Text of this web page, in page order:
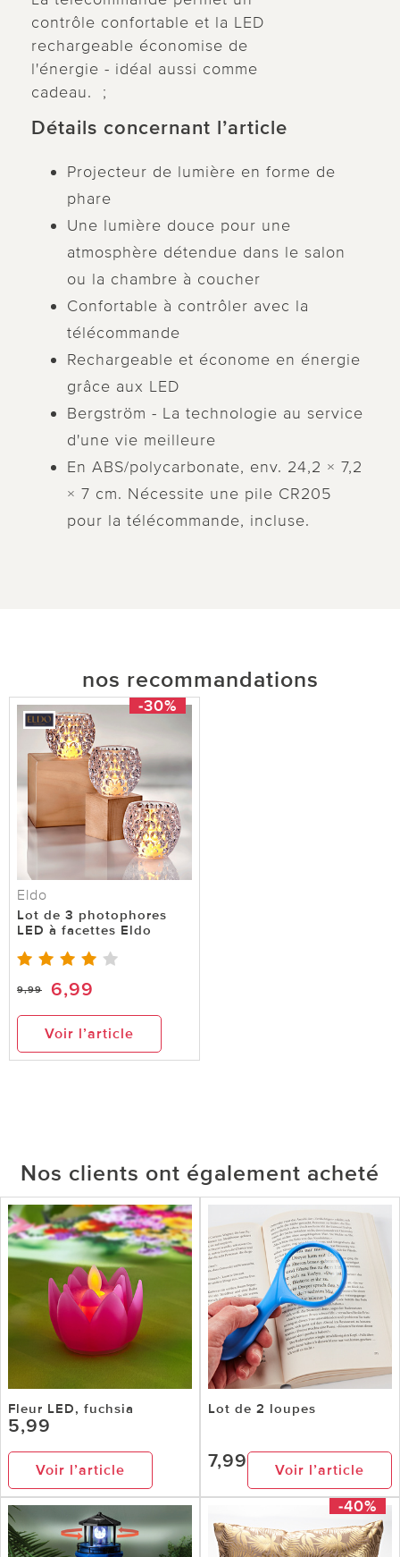
contrôle confortable et la LED
rechargeable économise de
l'énergie - idéal aussi comme
cadeau. ;
Détails concernant l’article
Projecteur de lumière en forme de
phare
Une lumière douce pour une
atmosphère détendue dans le salon
ou la chambre à coucher
Confortable à contrôler avec la
télécommande
Rechargeable et économe en énergie
grâce aux LED
Bergström - La technologie au service
d'une vie meilleure
En ABS/polycarbonate, env. 24,2 × 7,2
× 7 cm. Nécessite une pile CR205
pour la télécommande, incluse.
nos recommandations
-30%
Eldo
Lot de 3 photophores
LED à facettes Eldo
9,99 6,99
Voir l’article
Nos clients ont également acheté
Fleur LED, fuchsia
5,99
Voir l’article
Lot de 2 loupes
7,99 Voir l’article
-40%